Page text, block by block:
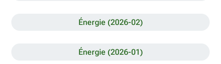
Énergie (2026-02)
Énergie (2026-01)